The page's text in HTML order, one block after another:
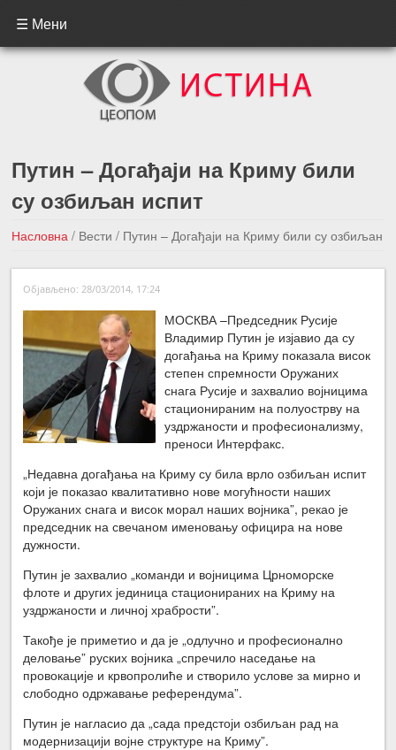
☰ Мени
Путин – Догађаји на Криму били
су озбиљан испит
Насловна / Вести/ Путин – Догађаји на Криму били су озбиљан
испит
←Претходна вест
Објављено: 28/03/2014, 17:24
МОСКВА –Председник Русије
Владимир Путин је изјавио да су
догађања на Криму показала висок
степен спремности Оружаних
снага Русије и захвалио војницима
стационираним на полуострву на
уздржаности и професионализму,
преноси Интерфакс.
„Недавна догађања на Криму су била врло озбиљан испит
који је показао квалитативно нове могућности наших
Оружаних снага и висок морал наших војника”, рекао је
председник на свечаном именовању официра на нове
дужности.
Путин је захвалио „команди и војницима Црноморске
флоте и других јединица стационираних на Криму на
уздржаности и личној храбрости”.
Такође је приметио и да је „одлучно и професионално
деловање” руских војника „спречило наседање на
провокације и крвопролиће и створило услове за мирно и
слободно одржавање референдума”.
Путин је нагласио да „сада предстоји озбиљан рад на
модернизацији војне структуре на Криму”.